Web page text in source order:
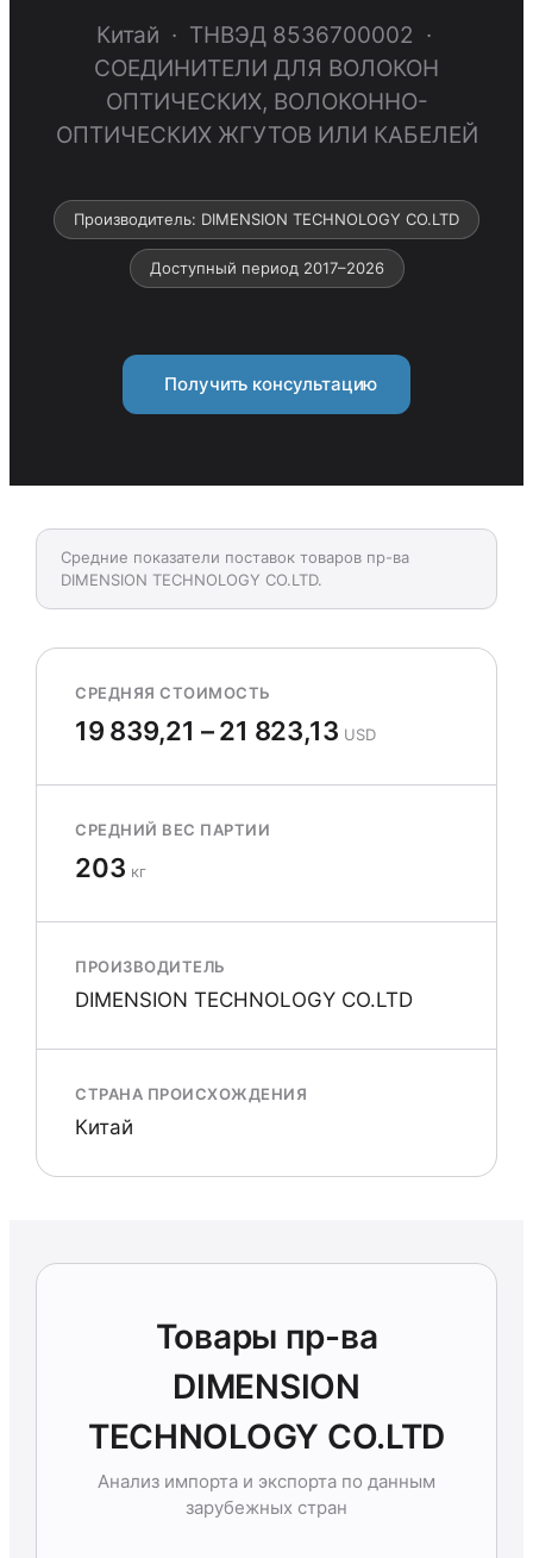
Китай · ТНВЭД 8536700002 ·
СОЕДИНИТЕЛИ ДЛЯ ВОЛОКОН
ОПТИЧЕСКИХ, ВОЛОКОННО-
ОПТИЧЕСКИХ ЖГУТОВ ИЛИ КАБЕЛЕЙ
Производитель: DIMENSION TECHNOLOGY CO.LTD
Доступный период 2017–2026
Получить консультацию
Средние показатели поставок товаров пр-ва
DIMENSION TECHNOLOGY CO.LTD.
СРЕДНЯЯ СТОИМОСТЬ
19 839,21 – 21 823,13 USD
СРЕДНИЙ ВЕС ПАРТИИ
203 кг
ПРОИЗВОДИТЕЛЬ
DIMENSION TECHNOLOGY CO.LTD
СТРАНА ПРОИСХОЖДЕНИЯ
Китай
Товары пр-ва
DIMENSION
TECHNOLOGY CO.LTD
Анализ импорта и экспорта по данным
зарубежных стран